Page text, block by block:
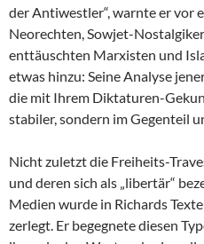
der Antiwestler“, warnte er vor
Neorechten, Sowjet-
enttäuschten Marxisten und
etwas hinzu: Seine Analyse
die mit Ihrem Diktaturen-
stabiler, sondern im Gegenteil
Nicht zuletzt die Freiheits-
und deren sich als „libertär“
Medien wurde in Richards
zerlegt. Er begegnete diesen